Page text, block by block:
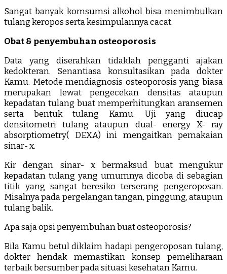
Sangat banyak komsumsi alkohol bisa menimbulkan
tulang keropos serta kesimpulannya cacat.
Obat & penyembuhan osteoporosis
Data yang diserahkan tidaklah pengganti ajakan
kedokteran. Senantiasa konsultasikan pada dokter
Kamu. Metode mendiagnosis osteoporosis yang biasa
merupakan lewat pengecekan densitas ataupun
kepadatan tulang buat memperhitungkan aransemen
serta bentuk tulang Kamu. Uji yang diucap
densitometri tulang ataupun dual- energy X- ray
absorptiometry( DEXA) ini mengaitkan pemakaian
sinar- x.
Kir dengan sinar- x bermaksud buat mengukur
kepadatan tulang yang umumnya dicoba di sebagian
titik yang sangat beresiko terserang pengeroposan.
Misalnya pada pergelangan tangan, pinggung, ataupun
tulang balik.
Apa saja opsi penyembuhan buat osteoporosis?
Bila Kamu betul diklaim hadapi pengeroposan tulang,
dokter hendak memastikan konsep pemeliharaan
terbaik bersumber pada situasi kesehatan Kamu.